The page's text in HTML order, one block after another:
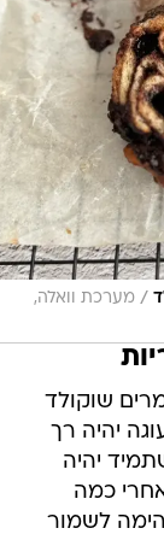
/ מערכת וואלה,
שוקולד
יהיה רך
יהיה
כמה
לשמור